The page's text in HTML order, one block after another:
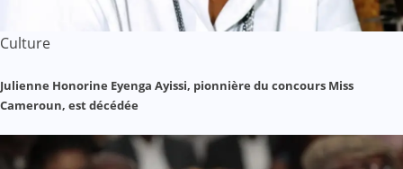
Culture
Julienne Honorine Eyenga Ayissi, pionnière du concours Miss
Cameroun, est décédée